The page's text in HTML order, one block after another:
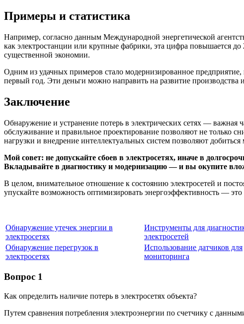
Примеры и статистика
Например, согласно данным Международной энергетической
как электростанции или крупные фабрики, эта цифра повышается до
существенной экономии.
Одним из удачных примеров стало модернизированное
первый год. Эти деньги можно направить на развитие производства
Заключение
Обнаружение и устранение потерь в электрических сетях — важная
обслуживание и правильное проектирование позволяют не только
нагрузки и внедрение интеллектуальных систем позволяют
Мой совет: не допускайте сбоев в электросетях, иначе в
Вкладывайте в диагностику и модернизацию — и вы окупите
В целом, внимательное отношение к состоянию электросетей и
упускайте возможность оптимизировать энергоэффективность —
Обнаружение утечек энергии в
электросетях
Инструменты для
электросетей
Обнаружение перегрузок в
электросетях
Использование датчиков для
мониторинга
Вопрос 1
Как определить наличие потерь в электросетях объекта?
Путем сравнения потребления электроэнергии по счетчику с